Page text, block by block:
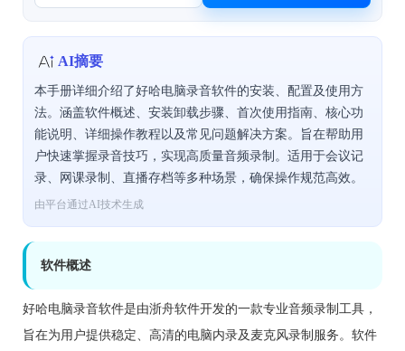
AI摘要
本手册详细介绍了好哈电脑录音软件的安装、配置及使用方
法。涵盖软件概述、安装卸载步骤、首次使用指南、核心功
能说明、详细操作教程以及常见问题解决方案。旨在帮助用
户快速掌握录音技巧，实现高质量音频录制。适用于会议记
录、网课录制、直播存档等多种场景，确保操作规范高效。
由平台通过AI技术生成
软件概述
好哈电脑录音软件是由浙舟软件开发的一款专业音频录制工具，
旨在为用户提供稳定、高清的电脑内录及麦克风录制服务。软件